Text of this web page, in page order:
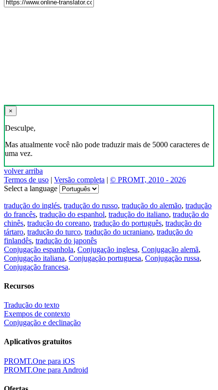
×
Desculpe,
Mas atualmente você não pode traduzir mais de 5000 caracteres de
uma vez.
volver arriba
Termos de uso | Versão completa | © PROMT, 2010 - 2026
Select a language
tradução do inglés, tradução do russo, tradução do alemão, tradução
do francês, tradução do espanhol, tradução do italiano, tradução do
chinês, tradução do coreano, tradução do português, tradução do
tártaro, tradução do turco, tradução do ucraniano, tradução do
finlandês, tradução do japonês
Conjugação espanhola, Conjugação inglesa, Conjugação alemã,
Conjugação italiana, Conjugação portuguesa, Conjugação russa,
Conjugação francesa.
Recursos
Tradução do texto
Exempos de contexto
Conjugação e declinação
Aplicativos gratuitos
PROMT.One para iOS
PROMT.One para Android